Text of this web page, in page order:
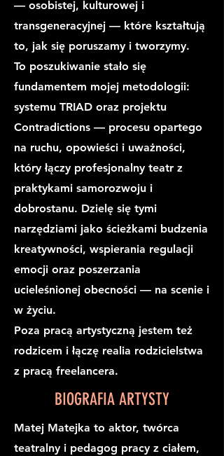
— osobistej, kulturowej i
transgeneracyjnej — które kształtują
to, jak się poruszamy i tworzymy.
To poszukiwanie stało się
fundamentem mojej metodologii:
systemu TRIAD oraz projektu
Contradictions — procesu opartego
na ruchu, opowieści i uważności,
który łączy profesjonalny teatr z
praktykami samorozwoju i
dobrostanu. Dzielę się tymi
narzędziami jako ścieżkami budzenia
kreatywności, wspierania regulacji
emocji oraz poszerzania
ucieleśnionej obecności — na scenie i
w życiu.
Poza pracą artystyczną jestem też
rodzicem i łączę realia rodzicielstwa
z pracą freelancera.
BIOGRAFIA ARTYSTY
Matej Matejka to aktor, twórca
teatralny i pedagog pracy z ciałem,